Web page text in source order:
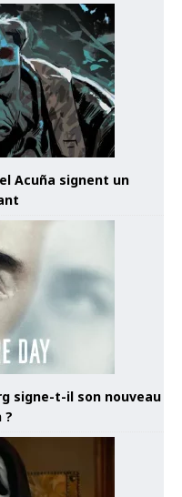
Acuña signent un
signe-t-il son nouveau
?